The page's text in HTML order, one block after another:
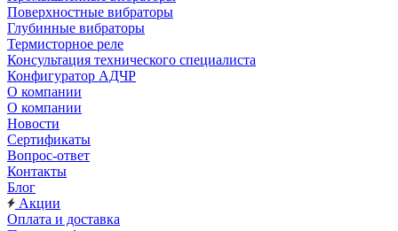
Поверхностные вибраторы
Глубинные вибраторы
Термисторное реле
Консультация технического специалиста
Конфигуратор АДЧР
О компании
О компании
Новости
Сертификаты
Вопрос-ответ
Контакты
Блог
Акции
Оплата и доставка